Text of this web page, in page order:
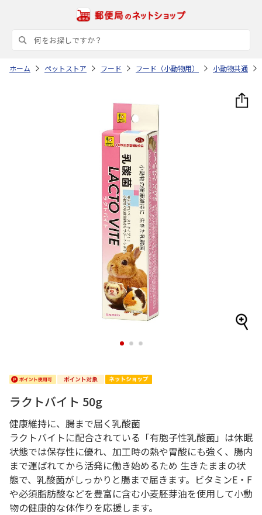
ホーム ペットストア フード フード（小動物用） 小動物共通
1 2 3
ラクトバイト 50g
健康維持に、腸まで届く乳酸菌
ラクトバイトに配合されている「有胞子性乳酸菌」は休眠
状態では保存性に優れ、加工時の熱や胃酸にも強く、腸内
まで運ばれてから活発に働き始めるため 生きたままの状
態で、乳酸菌がしっかりと腸まで届きます。ビタミンE・F
や必須脂肪酸などを豊富に含む小麦胚芽油を使用して小動
物の健康的な体作りを応援します。